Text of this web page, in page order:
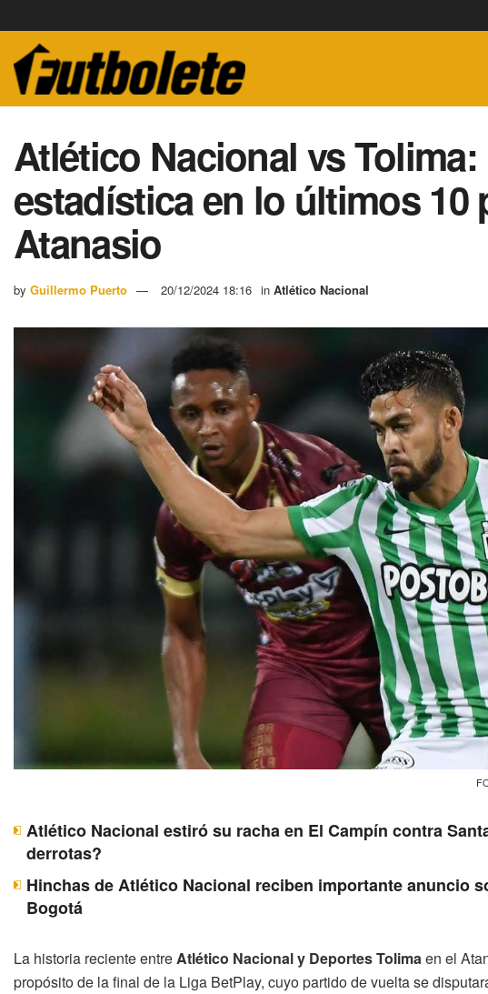
Atlético Nacional vs
estadística en lo últimos 10
Atanasio
by Guillermo Puerto 20/12/2024 18:16 in Atlético Nacional
Atlético Nacional estiró su racha en El Campín contra
derrotas?
Hinchas de Atlético Nacional reciben importante anuncio
Bogotá
La historia reciente entreAtlético Nacional y Deportes Tolimaen el
propósito de la final de la Liga BetPlay, cuyo partido de vuelta se